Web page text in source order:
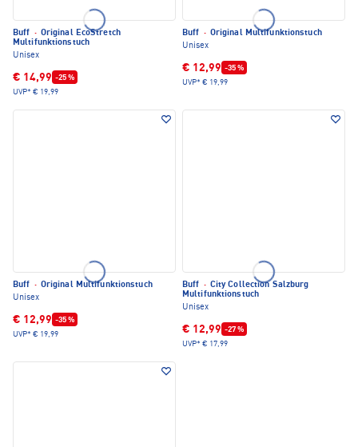
Buff · Original EcoStretch
Multifunktionstuch
Unisex
€ 14,99 -25 %
UVP* € 19,99
Buff · Original Multifunktionstuch
Unisex
€ 12,99 -35 %
UVP* € 19,99
Buff · Original Multifunktionstuch
Unisex
€ 12,99 -35 %
UVP* € 19,99
Buff · City Collection Salzburg
Multifunktionstuch
Unisex
€ 12,99 -27 %
UVP* € 17,99